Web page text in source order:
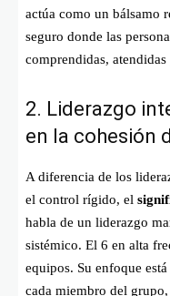
actúa como un bálsamo
seguro donde las
comprendidas,
2. Liderazgo
en la cohesión
A diferencia de los
el control rígido, el
habla de un liderazgo
sistémico. El 6 en alta
equipos. Su enfoque
cada miembro del